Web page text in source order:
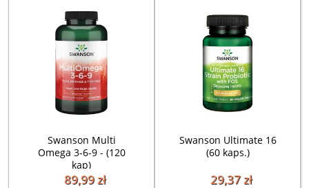
Swanson Multi
Omega 3-6-9 - (120
kap)
89,99 zł
Swanson Ultimate 16
(60 kaps.)
29,37 zł